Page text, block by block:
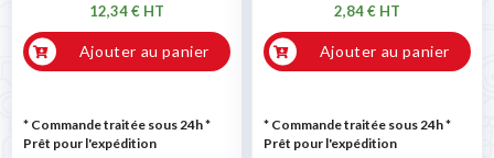
12,34 € HT
Ajouter au panier
* Commande traitée sous 24h*
Prêt pour l'expédition
2,84 € HT
Ajouter au panier
* Commande traitée sous 24h*
Prêt pour l'expédition